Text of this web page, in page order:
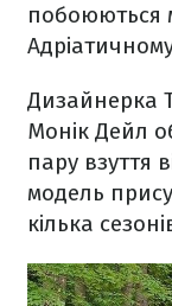
побоюються
Дизайнерка
Монік Дейл
пару взуття
модель
кілька